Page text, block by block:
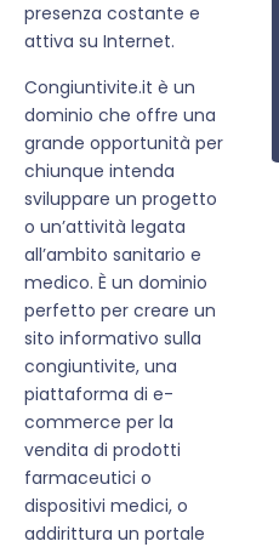
presenza costante e
attiva su Internet.
Congiuntivite.it è un
dominio che offre una
grande opportunità per
chiunque intenda
sviluppare un progetto
o un’attività legata
all’ambito sanitario e
medico. È un dominio
perfetto per creare un
sito informativo sulla
congiuntivite, una
piattaforma di e-
commerce per la
vendita di prodotti
farmaceutici o
dispositivi medici, o
addirittura un portale